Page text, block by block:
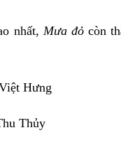
nhất, Mưa đỏcòn
Hưng
Thủy